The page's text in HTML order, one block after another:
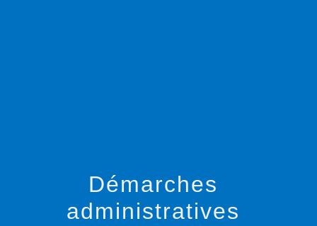
Démarches
administratives